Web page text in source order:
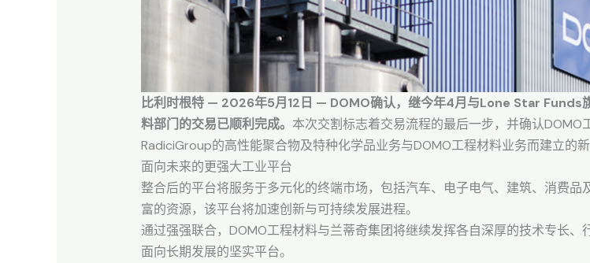
比利时根特 — 2026年5月12日 — DOMO确认，继今年4月与Lone Star Funds
料部门的交易已顺利完成。 本次交割标志着交易流程的最后一步，并确认
RadiciGroup的高性能聚合物及特种化学品业务与DOMO工程材料业务而建立的
面向未来的更强大工业平台
整合后的平台将服务于多元化的终端市场，包括汽车、电子电气、建筑、消费
富的资源，该平台将加速创新与可持续发展进程。
通过强强联合，DOMO工程材料与兰蒂奇集团将继续发挥各自深厚的技术专长、
面向长期发展的坚实平台。